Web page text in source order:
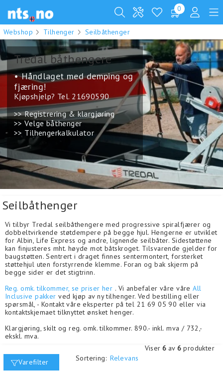
0
Webshop Tilhenger Seilbåthenger
Tredal båthengere
• Håndlaget med demping og
fjæring!
Kjøpshjelp? Tel. 21690590
>> Registrering & klargjøring
>> Velge båthenger
>> Tilhengerkalkulator
Seilbåthenger
Vi tilbyr Tredal seilbåthengere med progressive spiralfjærer og
dobbeltvirkende støtdempere på begge hjul. Hengerne er utviklet
for Albin, Life Express og andre, lignende seilbåter. Sidestøttene
kan finjusteres mht. høyde mot båtskroget. Tilsvarende gjelder for
baugstøtten. Sentrert i draget finnes sentermontert, forsterket
støttehjul uten forstyrrende klemme. Foran og bak skjerm på
begge sider er det stigtrinn.
Reg. omk. tilkommer, se priser her . Vi anbefaler våre våreAll
Inclusive pakker ved kjøp av ny tilhenger. Ved bestilling eller
spørsmål, - Kontakt våre eksperter på tel 21 69 05 90 eller via
kontaktskjemaet tilknyttet ønsket henger.
Klargjøring, skilt og reg. omk. tilkommer. 890.- inkl. mva / 732,-
ekskl. mva.
Varefilter Sortering: Relevans
Viser 6 av 6 produkter